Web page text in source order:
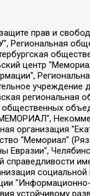
ответственностью "Как бы инагент", Кочетков Игорь Викторович, Общество с ограниченной ответственностью "Честные выборы", Еланчик Олег Александрович, Общество с ограниченной ответственностью "Нобелевский призыв", Гималова Регина Эмилевна, Григорьев Андрей Валерьевич, Григорьева Алина Александровна, Ассоциация по содействию защите прав призывников, альтернативнослужащих и военнослужащих "Правозащитная группа "Гражданин.Армия.Право", Хисамова Регина Фаритовна, Автономная некоммерческая организация по реализации социально-правовых программ "Лилит", Дальневосточное общественное движение "Маяк", Санкт-Петербургская ЛГБТ-инициативная группа "Выход", Инициативная группа ЛГБТ+ "Реверс", Алексеев Андрей Викторович, Бекбулатова Таисия Львовна, Беляев Иван Михайлович, Владыкина Елена Сергеевна, Гельман Марат Александрович, Никульшина Вероника Юрьевна, Толоконникова Надежда Андреевна, Шендерович Виктор Анатольевич, Общество с ограниченной ответственностью "Данное сообщение", Общество с ограниченной ответственностью Издательский дом "Новая глава", Айнбиндер Александра